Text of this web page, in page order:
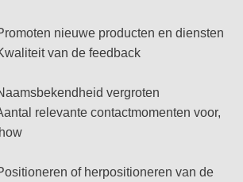
nieuwe producten en diensten
van de feedback
vergroten
contactmomenten voor,
of herpositioneren van de